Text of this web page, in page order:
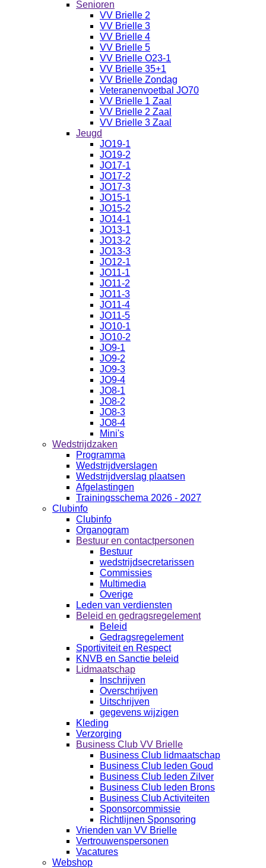
Senioren
VV Brielle 2
VV Brielle 3
VV Brielle 4
VV Brielle 5
VV Brielle O23-1
VV Brielle 35+1
VV Brielle Zondag
Veteranenvoetbal JO70
VV Brielle 1 Zaal
VV Brielle 2 Zaal
VV Brielle 3 Zaal
Jeugd
JO19-1
JO19-2
JO17-1
JO17-2
JO17-3
JO15-1
JO15-2
JO14-1
JO13-1
JO13-2
JO13-3
JO12-1
JO11-1
JO11-2
JO11-3
JO11-4
JO11-5
JO10-1
JO10-2
JO9-1
JO9-2
JO9-3
JO9-4
JO8-1
JO8-2
JO8-3
JO8-4
Mini's
Wedstrijdzaken
Programma
Wedstrijdverslagen
Wedstrijdverslag plaatsen
Afgelastingen
Trainingsschema 2026 - 2027
Clubinfo
Clubinfo
Organogram
Bestuur en contactpersonen
Bestuur
wedstrijdsecretarissen
Commissies
Multimedia
Overige
Leden van verdiensten
Beleid en gedragsregelement
Beleid
Gedragsregelement
Sportiviteit en Respect
KNVB en Sanctie beleid
Lidmaatschap
Inschrijven
Overschrijven
Uitschrijven
gegevens wijzigen
Kleding
Verzorging
Business Club VV Brielle
Business Club lidmaatschap
Business Club leden Goud
Business Club leden Zilver
Business Club leden Brons
Business Club Activiteiten
Sponsorcommissie
Richtlijnen Sponsoring
Vrienden van VV Brielle
Vertrouwenspersonen
Vacatures
Webshop